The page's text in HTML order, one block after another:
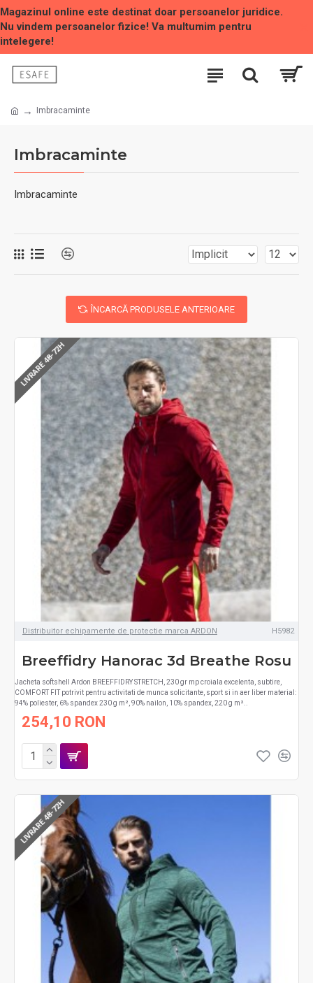
Magazinul online este destinat doar persoanelor juridice.
Nu vindem persoanelor fizice! Va multumim pentru
intelegere!
Imbracaminte
Imbracaminte
Imbracaminte
ÎNCARCĂ PRODUSELE ANTERIOARE
LIVRARE 48-72H
Distribuitor echipamente de protectie marca ARDON H5982
Breeffidry Hanorac 3d Breathe Rosu
Jacheta softshell Ardon BREEFFIDRY STRETCH, 230 gr mp croiala excelenta, subtire,
COMFORT FIT potrivit pentru activitati de munca solicitante, sport si in aer liber material:
94% poliester, 6% spandex 230 g m², 90% nailon, 10% spandex, 220 g m²..
254,10 RON
LIVRARE 48-72H